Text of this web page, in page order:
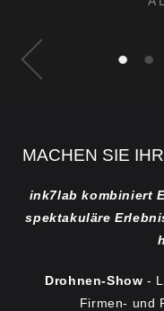
• •
MACHEN SIE
ink7lab kombiniert
spektakuläre
Drohnen-Show -
Firmen- und